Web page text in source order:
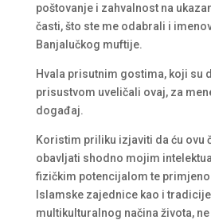
poštovanje i zahvalnost na
časti, što ste me odabrali i
Banjalučkog muftije.
Hvala prisutnim gostima, koji su
prisustvom uveličali ovaj, za
događaj.
Koristim priliku izjaviti da ću ovu
obavljati shodno mojim
fizičkim potencijalom te
Islamske zajednice kao i
multikulturalnog načina života,